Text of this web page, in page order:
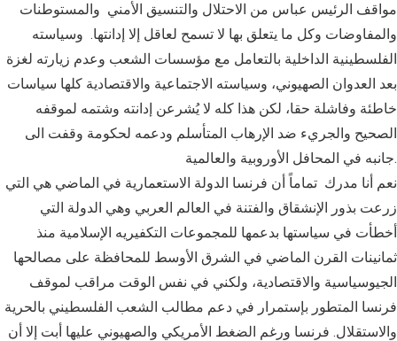
مواقف الرئيس عباس من الاحتلال والتنسيق الأمني والمستوطنات
والمفاوضات وكل ما يتعلق بها لا تسمح لعاقل إلا إدانتها. وسياسته
الفلسطينية الداخلية بالتعامل مع مؤسسات الشعب وعدم زيارته لغزة
بعد العدوان الصهيوني، وسياسته الاجتماعية والاقتصادية كلها سياسات
خاطئة وفاشلة حقا، لكن هذا كله لا يُشرعن إدانته وشتمه لموقفه
الصحيح والجريء ضد الإرهاب المتأسلم ودعمه لحكومة وقفت الى
جانبه في المحافل الأوروبية والعالمية.
نعم أنا مدرك تماماً أن فرنسا الدولة الاستعمارية في الماضي هي التي
زرعت بذور الإنشقاق والفتنة في العالم العربي وهي الدولة التي
أخطأت في سياستها بدعمها للمجموعات التكفيريه الإسلامية منذ
ثمانينات القرن الماضي في الشرق الأوسط للمحافظة على مصالحها
الجيوسياسية والاقتصادية، ولكني في نفس الوقت مراقب لموقف
فرنسا المتطور بإستمرار في دعم مطالب الشعب الفلسطيني بالحرية
والاستقلال. فرنسا ورغم الضغط الأمريكي والصهيوني عليها أبت إلا أن